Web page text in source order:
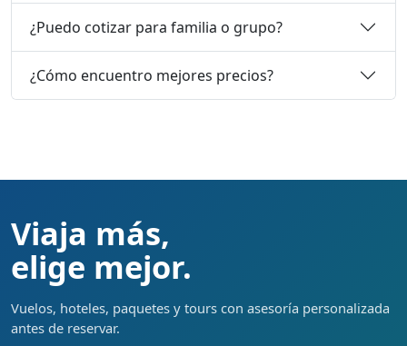
¿Puedo cotizar para familia o grupo?
¿Cómo encuentro mejores precios?
Viaja más,
elige mejor.
Vuelos, hoteles, paquetes y tours con asesoría personalizada
antes de reservar.